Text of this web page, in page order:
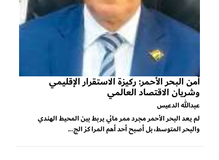
أمن البحر الأحمر: ركيزة الاستقرار الإقليمي
وشريان الاقتصاد العالمي
عبدالله الدعيس
لم يعد البحر الأحمر مجرد ممر مائي يربط بين المحيط الهندي
والبحر المتوسط، بل أصبح أحد أهم المراكز الج...